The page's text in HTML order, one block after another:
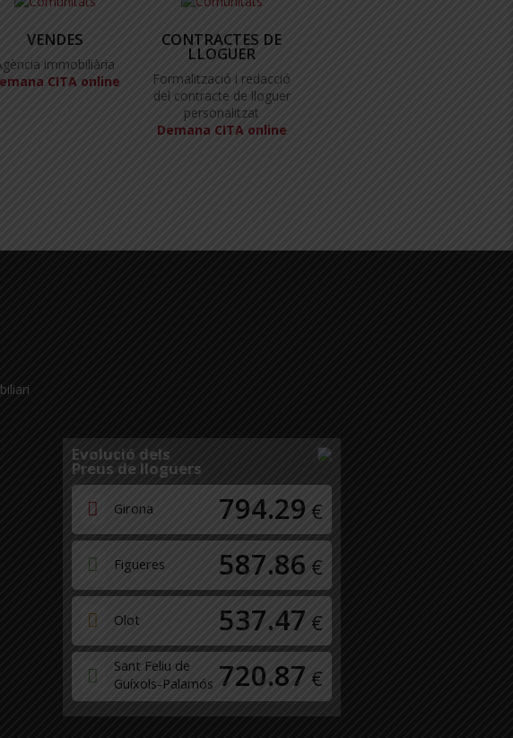
VENDES
immobiliària
CITA online
CONTRACTES DE
LLOGUER
Formalització i redacció
del contracte de lloguer
personalitzat
Demana CITA online
Evolució dels
Preus de lloguers
Girona 794.29 €
Figueres 587.86 €
Olot 537.47 €
Sant Feliu de
Guíxols-Palamós 720.87 €